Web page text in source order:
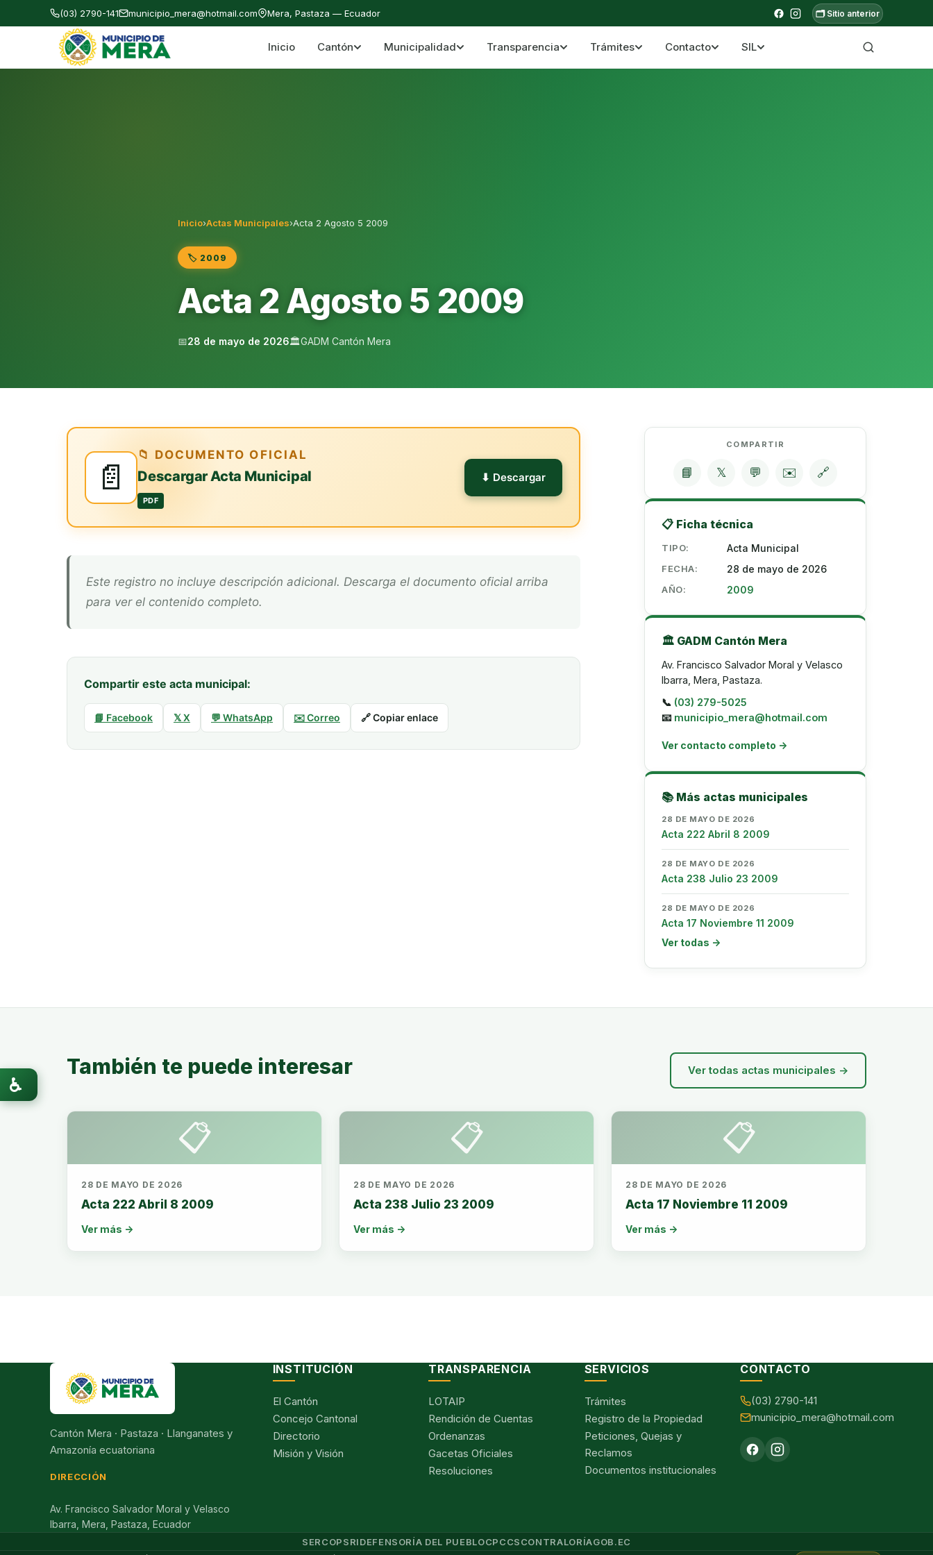
(03) 2790-141 municipio_mera@hotmail.com Mera, Pastaza — Ecuador 🗂️ Sitio anterior
Gobierno Autónomo Descentralizado Municipal del Cantón Mera Cantón Mera · Pastaza · Llanganates y Amazonía ecuatoriana
Inicio Cantón Municipalidad Transparencia Trámites Contacto SIL
Inicio›Actas Municipales›Acta 2 Agosto 5 2009
🏷️ 2009
Acta 2 Agosto 5 2009
📅28 de mayo de 2026🏛️GADM Cantón Mera
📄
📁 DOCUMENTO OFICIAL
Descargar Acta Municipal
PDF
⬇ Descargar
Este registro no incluye descripción adicional. Descarga el documento oficial arriba
para ver el contenido completo.
Compartir este acta municipal:
📘 Facebook 𝕏 X 💬 WhatsApp ✉️ Correo 🔗 Copiar enlace
COMPARTIR
📘 𝕏 💬 ✉️ 🔗
📋 Ficha técnica
TIPO: Acta Municipal
FECHA: 28 de mayo de 2026
AÑO: 2009
🏛️ GADM Cantón Mera
Av. Francisco Salvador Moral y Velasco
Ibarra, Mera, Pastaza.
📞 (03) 279-5025
📧 municipio_mera@hotmail.com
Ver contacto completo →
📚 Más actas municipales
28 DE MAYO DE 2026
Acta 222 Abril 8 2009
28 DE MAYO DE 2026
Acta 238 Julio 23 2009
28 DE MAYO DE 2026
Acta 17 Noviembre 11 2009
Ver todas →
También te puede interesar Ver todas actas municipales →
📋
28 DE MAYO DE 2026
Acta 222 Abril 8 2009
Ver más →
📋
28 DE MAYO DE 2026
Acta 238 Julio 23 2009
Ver más →
📋
28 DE MAYO DE 2026
Acta 17 Noviembre 11 2009
Ver más →
Cantón Mera · Pastaza · Llanganates y
Amazonía ecuatoriana
DIRECCIÓN
Av. Francisco Salvador Moral y Velasco
Ibarra, Mera, Pastaza, Ecuador
INSTITUCIÓN
El Cantón
Concejo Cantonal
Directorio
Misión y Visión
TRANSPARENCIA
LOTAIP
Rendición de Cuentas
Ordenanzas
Gacetas Oficiales
Resoluciones
SERVICIOS
Trámites
Registro de la Propiedad
Peticiones, Quejas y
Reclamos
Documentos institucionales
CONTACTO
(03) 2790-141
municipio_mera@hotmail.com
SERCOPSRIDEFENSORÍA DEL PUEBLOCPCCSCONTRALORÍAGOB.EC
♿